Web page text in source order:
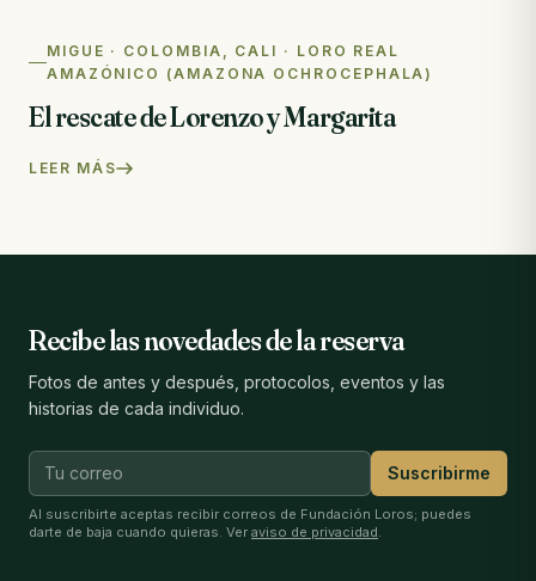
MIGUE · COLOMBIA, CALI · LORO REAL
AMAZÓNICO (AMAZONA OCHROCEPHALA)
El rescate de Lorenzo y Margarita
LEER MÁS
Recibe las novedades de la reserva
Fotos de antes y después, protocolos, eventos y las
historias de cada individuo.
Suscribirme
Al suscribirte aceptas recibir correos de Fundación Loros; puedes
darte de baja cuando quieras. Ver aviso de privacidad.